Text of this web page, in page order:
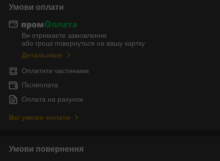
Умови оплати
Ви отримаєте замовлення
або гроші повернуться на вашу картку
Детальніше
Оплатити частинами
Післяплата
Оплата на рахунок
Всі умови оплати
Умови повернення